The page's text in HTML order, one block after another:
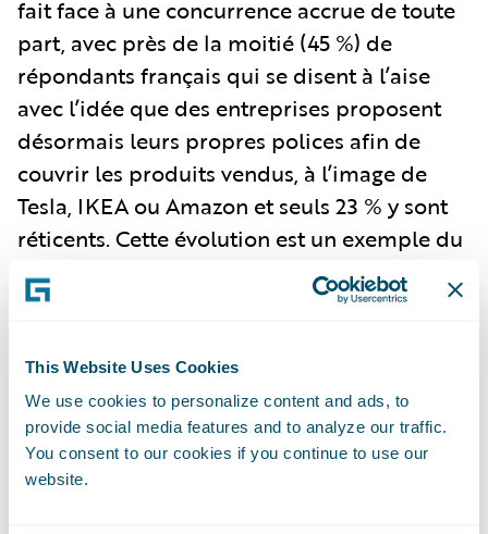
This Website Uses Cookies
We use cookies to personalize content and ads, to
provide social media features and to analyze our traffic.
You consent to our cookies if you continue to use our
website.
fait face à une concurrence accrue de toute
part, avec près de la moitié (45 %) de
répondants français qui se disent à l’aise
avec l’idée que des entreprises proposent
désormais leurs propres polices afin de
couvrir les produits vendus, à l’image de
Tesla, IKEA ou Amazon et seuls 23 % y sont
réticents. Cette évolution est un exemple du
changement des mentalités au regard des
assurances traditionnelles et pose la
jouer sur ces marchés.
Les assurés français seraient prêts à payer
plus cher des produits si le surcoût permet